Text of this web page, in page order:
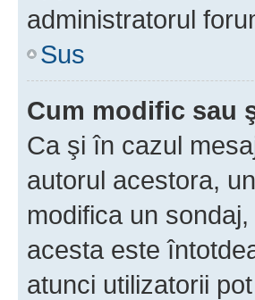
administratorul
Sus
Cum modific sau
Ca şi în cazul
autorul acestora,
modifica un
acesta este
atunci utilizatorii